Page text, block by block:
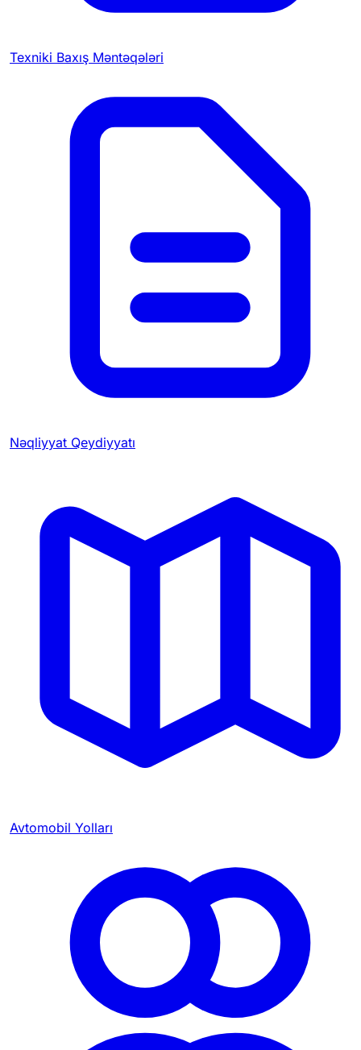
Texniki Baxış Məntəqələri
Nəqliyyat Qeydiyyatı
Avtomobil Yolları